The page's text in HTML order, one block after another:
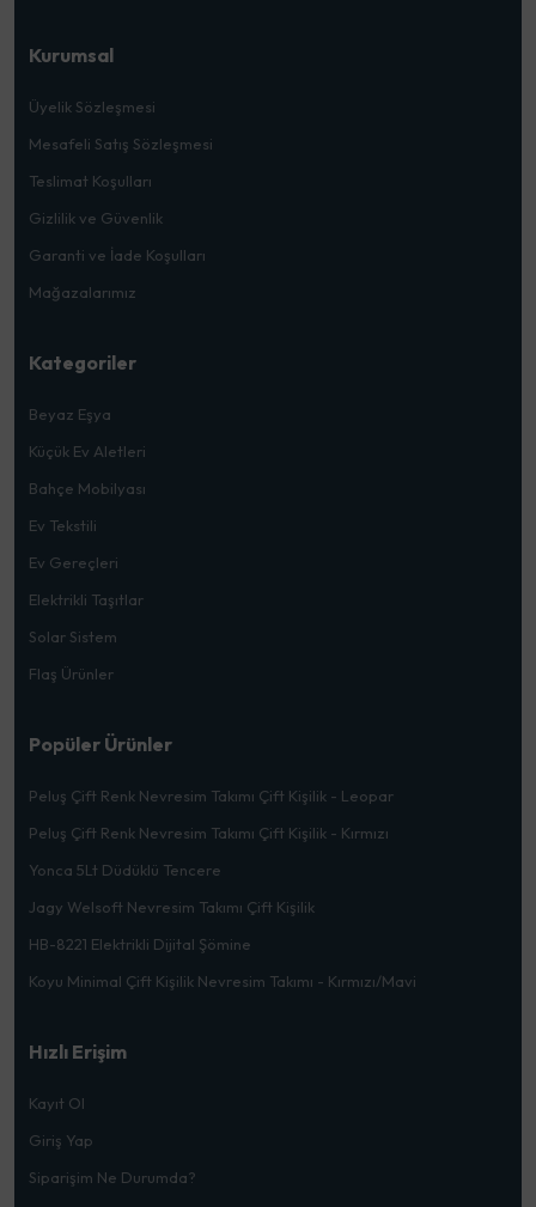
Kurumsal
Üyelik Sözleşmesi
Mesafeli Satış Sözleşmesi
Teslimat Koşulları
Gizlilik ve Güvenlik
Garanti ve İade Koşulları
Mağazalarımız
Kategoriler
Beyaz Eşya
Küçük Ev Aletleri
Bahçe Mobilyası
Ev Tekstili
Ev Gereçleri
Elektrikli Taşıtlar
Solar Sistem
Flaş Ürünler
Popüler Ürünler
Peluş Çift Renk Nevresim Takımı Çift Kişilik - Leopar
Peluş Çift Renk Nevresim Takımı Çift Kişilik - Kırmızı
Yonca 5Lt Düdüklü Tencere
Jagy Welsoft Nevresim Takımı Çift Kişilik
HB-8221 Elektrikli Dijital Şömine
Koyu Minimal Çift Kişilik Nevresim Takımı - Kırmızı/Mavi
Hızlı Erişim
Kayıt Ol
Giriş Yap
Siparişim Ne Durumda?